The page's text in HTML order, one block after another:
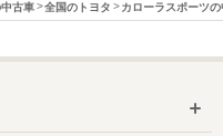
中古車 全国のトヨタ カローラスポーツ